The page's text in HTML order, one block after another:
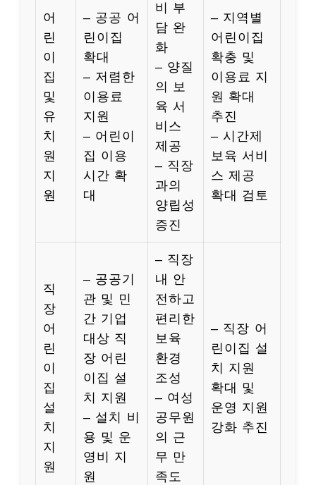
어
린
이
집
및
유
치
원
지
원
– 공공 어
린이집
확대
– 저렴한
이용료
지원
– 어린이
집 이용
시간 확
대
비 부
담 완
화
– 양질
의 보
육 서
비스
제공
– 직장
과의
양립성
증진
– 지역별
어린이집
확충 및
이용료 지
원 확대
추진
– 시간제
보육 서비
스 제공
확대 검토
직
장
어
린
이
집
설
치
지
원
– 공공기
관 및 민
간 기업
대상 직
장 어린
이집 설
치 지원
– 설치 비
용 및 운
영비 지
원
– 직장
내 안
전하고
편리한
보육
환경
조성
– 여성
공무원
의 근
무 만
족도
– 직장 어
린이집 설
치 지원
확대 및
운영 지원
강화 추진